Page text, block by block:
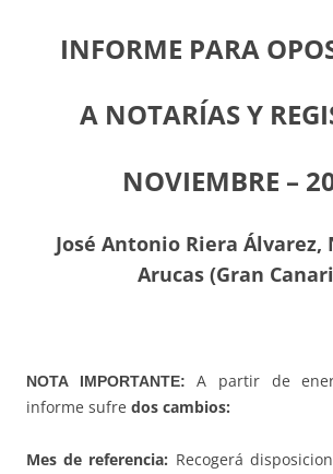
INFORME PARA
A NOTARÍAS Y
NOVIEMBRE –
José Antonio Riera Álvarez,
Arucas (Gran
NOTA IMPORTANTE:A partir de
informe sufre dos cambios:
Mes de referencia: Recogerá